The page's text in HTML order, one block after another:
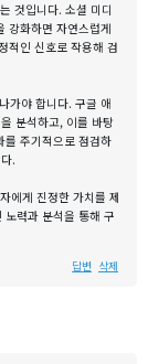
것입니다. 소셜 미디
강화하면 자연스럽게
적인 신호로 작용해 검
가야 합니다. 구글 애
분석하고, 이를 바탕
를 주기적으로 점검하
.
에게 진정한 가치를 제
력과 분석을 통해 구
답변 삭제